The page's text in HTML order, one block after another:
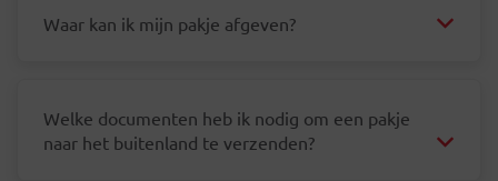
Waar kan ik mijn pakje afgeven?
Welke documenten heb ik nodig om een pakje
naar het buitenland te verzenden?